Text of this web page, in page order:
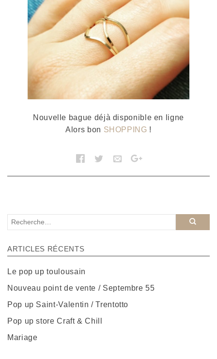
Nouvelle bague déjà disponible en ligne
Alors bon SHOPPING !
ARTICLES RÉCENTS
Le pop up toulousain
Nouveau point de vente / Septembre 55
Pop up Saint-Valentin / Trentotto
Pop up store Craft & Chill
Mariage